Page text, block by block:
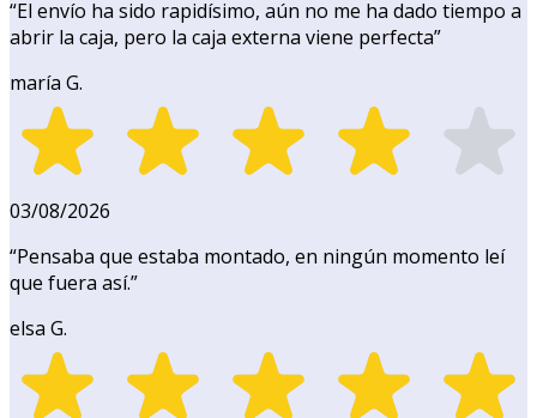
“El envío ha sido rapidísimo, aún no me ha dado tiempo a
abrir la caja, pero la caja externa viene perfecta”
maría G.
03/08/2026
“Pensaba que estaba montado, en ningún momento leí
que fuera así.”
elsa G.